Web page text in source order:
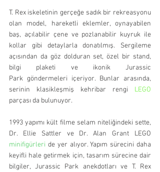
T. Rex iskeletinin gerçeğe sadık bir rekreasyonu
olan model, hareketli eklemler, oynayabilen
baş, açılabilir çene ve pozlanabilir kuyruk ile
kollar gibi detaylarla donatılmış. Sergileme
açısından da göz dolduran set, özel bir stand,
bilgi plaketi ve ikonik Jurassic
Park göndermeleri içeriyor. Bunlar arasında,
serinin klasikleşmiş kehribar rengi LEGO
parçası da bulunuyor.
1993 yapımı kült filme selam niteliğindeki sette,
minifigürleri de yer alıyor. Yapım sürecini daha
keyifli hale getirmek için, tasarım sürecine dair
bilgiler, Jurassic Park anekdotları ve T. Rex